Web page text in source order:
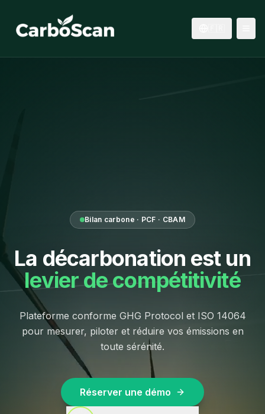
Bilan carbone · PCF · CBAM
La décarbonation est un
levier de compétitivité
Plateforme conforme GHG Protocol et ISO 14064
pour mesurer, piloter et réduire vos émissions en
toute sérénité.
Réserver une démo